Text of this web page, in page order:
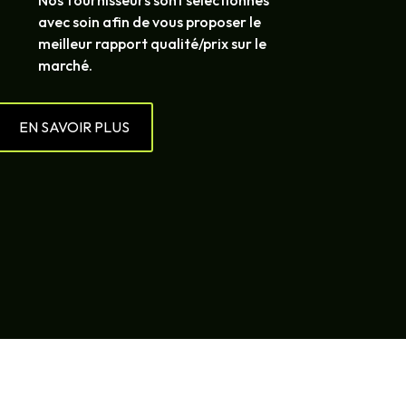
avec soin afin de vous proposer le
meilleur rapport qualité/prix sur le
marché.
EN SAVOIR PLUS